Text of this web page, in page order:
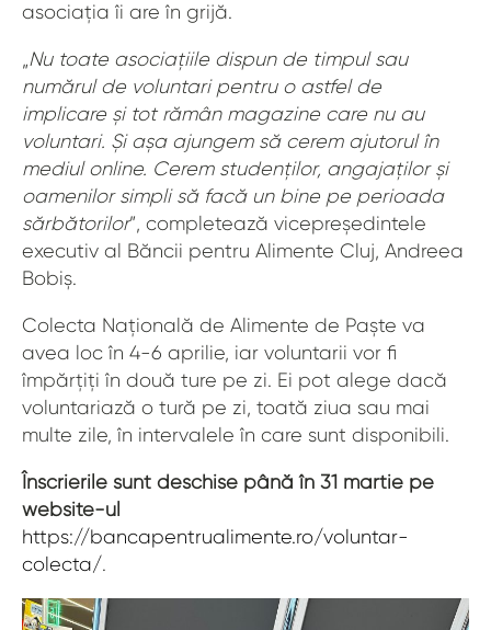
asociația îi are în grijă.
„Nu toate asociațiile dispun de timpul sau
numărul de voluntari pentru o astfel de
implicare și tot rămân magazine care nu au
voluntari. Și așa ajungem să cerem ajutorul în
mediul online. Cerem studenților, angajaților și
oamenilor simpli să facă un bine pe perioada
sărbătorilor”, completează vicepreședintele
executiv al Băncii pentru Alimente Cluj, Andreea
Bobiș.
Colecta Națională de Alimente de Paște va
avea loc în 4-6 aprilie, iar voluntarii vor fi
împărțiți în două ture pe zi. Ei pot alege dacă
voluntariază o tură pe zi, toată ziua sau mai
multe zile, în intervalele în care sunt disponibili.
Înscrierile sunt deschise până în 31 martie pe
website-ul
https://bancapentrualimente.ro/voluntar-
colecta/.